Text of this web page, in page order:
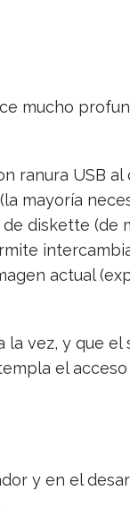
mucho
ranura USB
mayoría
diskette (de
actual
vez, y que el
el
y en el